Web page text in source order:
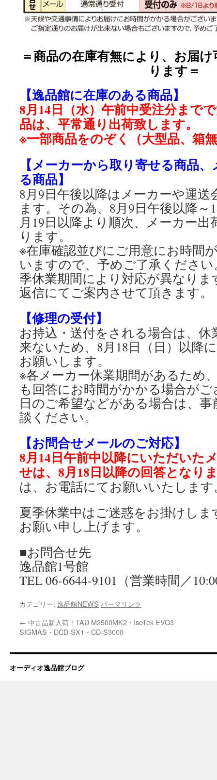
＝商品の在庫有無により、お届
ります＝
【逸品館に在庫のある商品】
8月14日（水）午前中受注分まで
品は、平常通り出荷致します。
※一部商品をのぞく（大型品、箱
【メーカーから取り寄せる商品
る商品】
8月9日午後以降はメーカーや運送
ます。その為、8月9日午後以降～
月19日以降より順次、メーカー
ります。
※在庫確認並びにご用意にお時間
いますので、予めご了承くださ
季休業期間により対応が異なり
返信にてご案内させて頂きます。
【修理の受付】
お持込・送付をされる場合は、休
来ないため、8月18日（日）以降
お願いします。
※各メーカー休業期間があるため
も回答にお時間がかかる場合が
日のご希望などがある場合は、
談ください。
【お問合せメールのご対応】
8月14日午前中以降にいただいた
せは、8月18日以降の回答となり
は、お電話にてお願いいたします
夏季休業中はご迷惑をお掛けし
お願い申し上げます。
■お問合せ先
逸品館1号館
TEL 06-6644-9101（営業時間／
カテゴリー: 逸品館NEWS パーマリンク
← 中古品新入荷！TAD M2500MK2・IsoTek EVO3
SIGMAS・DCD-SX1・CD-S3000
オーディオ逸品館ブログ